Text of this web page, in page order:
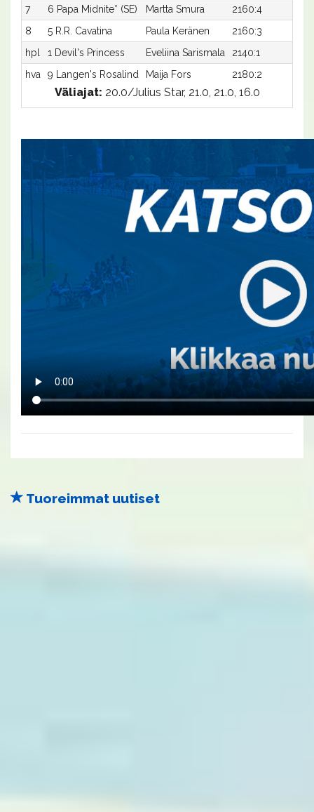
7
6 Papa Midnite* (SE) Martta Smura 2160:4
8
5 R.R. Cavatina Paula Keränen 2160:3
hpl
1 Devil's Princess Eveliina Sarismala 2140:1
hva
9 Langen's Rosalind Maija Fors 2180:2
Väliajat: 20.0/Julius Star, 21.0, 21.0, 16.0
Tuoreimmat uutiset